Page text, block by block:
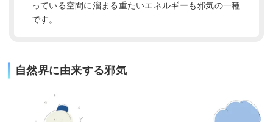
っている空間に溜まる重たいエネルギーも邪気の一種
です。
自然界に由来する邪気